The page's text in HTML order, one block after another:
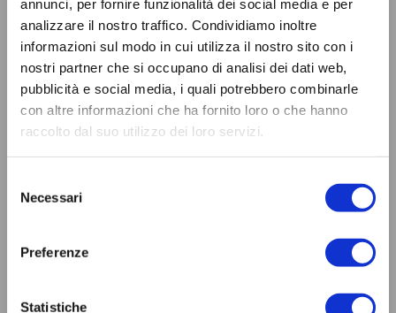
annunci, per fornire funzionalità dei social media e per
analizzare il nostro traffico. Condividiamo inoltre
informazioni sul modo in cui utilizza il nostro sito con i
nostri partner che si occupano di analisi dei dati web,
pubblicità e social media, i quali potrebbero combinarle
con altre informazioni che ha fornito loro o che hanno
raccolto dal suo utilizzo dei loro servizi.
delNecessari
Preferenze
Statistiche